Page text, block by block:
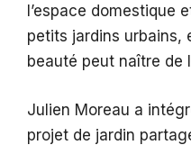
l’espace domestique
petits jardins urbains,
beauté peut naître de
Julien Moreau a
projet de jardin